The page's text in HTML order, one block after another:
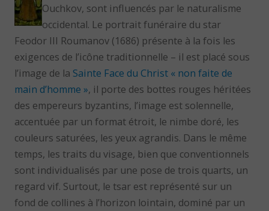
Ouchkov, sont influencés par le naturalisme
occidental. Le portrait funéraire du star
Feodor III Roumanov (1686) présente à la fois les
exigences de l’icône traditionnelle – il est placé sous
l’image de la Sainte Face du Christ « non faite de
main d’homme », il porte des bottes rouges héritées
des empereurs byzantins, l’image est solennelle,
accentuée par un format étroit, le nimbe doré, les
couleurs saturées, les yeux agrandis. Dans le même
temps, les traits du visage, bien que conventionnels
sont individualisés par une pose de trois quarts, un
regard vif. Surtout, le tsar est représenté sur un
fond de collines à l’horizon lointain, dominé par un